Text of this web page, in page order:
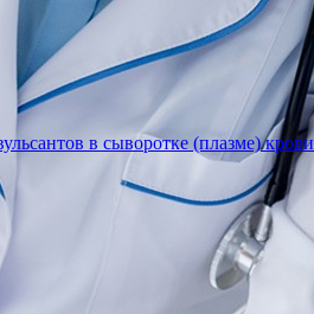
в сыворотке (плазме) крови